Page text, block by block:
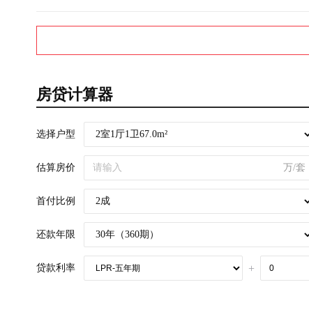
房贷计算器
选择户型
估算房价 万/套
首付比例
还款年限
贷款利率 +